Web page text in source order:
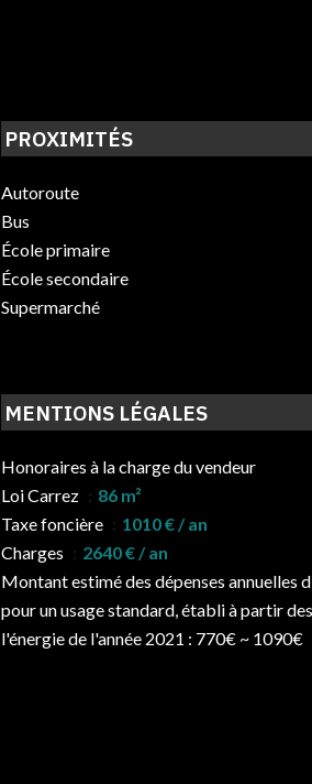
PROXIMITÉS
Autoroute
Bus
École primaire
École secondaire
Supermarché
MENTIONS LÉGALES
Honoraires à la charge du vendeur
Loi Carrez
86 m²
Taxe foncière
1010 € / an
Charges
2640 € / an
Montant estimé des dépenses annuelles
pour un usage standard, établi à partir
l'énergie de l'année 2021 : 770€ ~ 1090€